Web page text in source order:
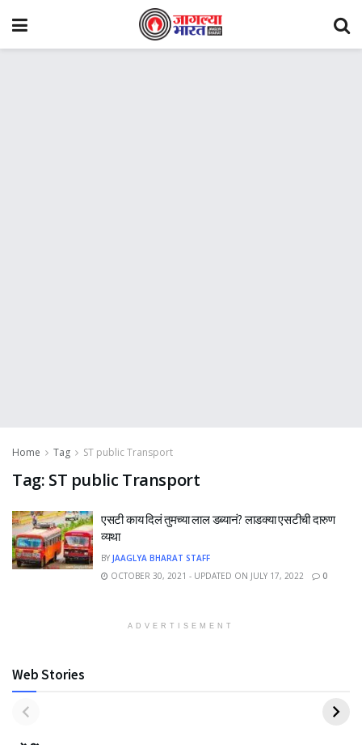
Home Tag ST public Transport
Tag: ST public Transport
एसटी काय दिलं तुमच्या लाल डब्यानं? लाडक्या एसटीची दारुण
व्यथा
BY JAAGLYA BHARAT STAFF
OCTOBER 30, 2021 - UPDATED ON JULY 17, 2022
0
ADVERTISEMENT
Web Stories